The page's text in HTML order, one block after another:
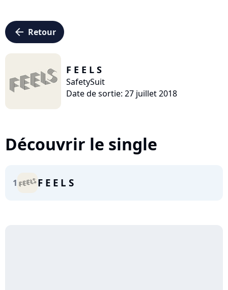
arrow_left Retour
F E E L S
SafetySuit
Date de sortie: 27 juillet 2018
Découvrir le single
1 F E E L S